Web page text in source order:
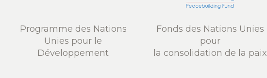
Programme des Nations
Unies pour le
Développement
Fonds des Nations Unies
pour
la consolidation de la paix